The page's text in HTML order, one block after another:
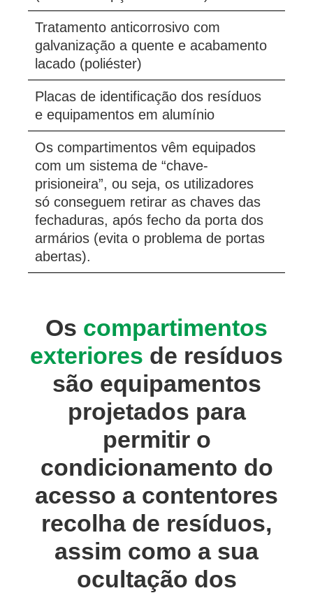
Tratamento anticorrosivo com
galvanização a quente e acabamento
lacado (poliéster)
Placas de identificação dos resíduos
e equipamentos em alumínio
Os compartimentos vêm equipados
com um sistema de “chave-
prisioneira”, ou seja, os utilizadores
só conseguem retirar as chaves das
fechaduras, após fecho da porta dos
armários (evita o problema de portas
abertas).
Os compartimentos
exteriores de resíduos
são equipamentos
projetados para
permitir o
condicionamento do
acesso a contentores
recolha de resíduos,
assim como a sua
ocultação dos